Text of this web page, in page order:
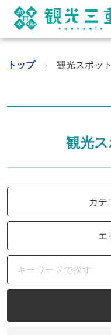
トップ › 観光スポット
観光
カテ
エ